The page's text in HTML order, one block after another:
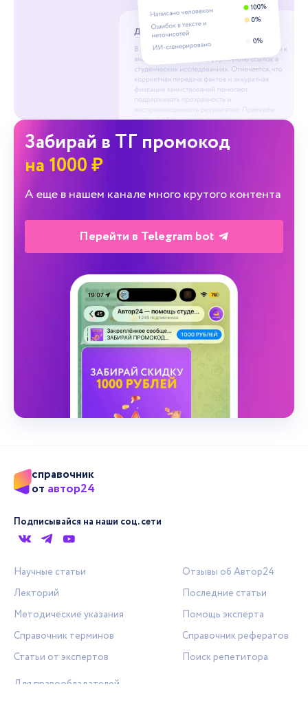
Забирай в ТГ промокод
на 1000 ₽
А еще в нашем канале много крутого контента
Перейти в Telegram bot
справочник
от автор24
Подписывайся на наши соц. сети
Научные статьи
Лекторий
Методические указания
Справочник терминов
Статьи от экспертов
Отзывы об Автор24
Последние статьи
Помощь эксперта
Справочник рефератов
Поиск репетитора
Для правообладателей